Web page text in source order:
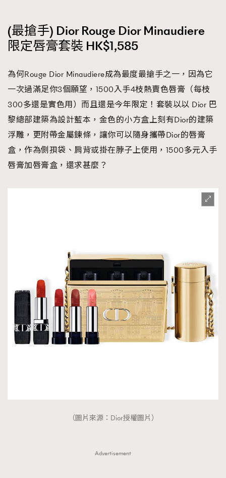
(最搶手) Dior Rouge Dior Minaudiere
限定唇膏套裝 HK$1,585
為何Rouge Dior Minaudiere成為最度最搶手之一，因為它
一次過滿足你3個願望，1500入手4枝熱賣色唇膏（每枝
300多還是實色用）而且還是今年限定！套裝以以 Dior 巴
黎總部建築為設計藍本，金色的小方盒上刻有Dior的建築
浮雕，更附帶金屬鍊條，讓你可以隨身攜帶Dior的唇膏
盒，作為側孭袋、肩背或掛在脖子上使用，1500多元入手
唇膏加唇膏盒，還求甚麼？
（圖片來源：Dior授權圖片）
Advertisement